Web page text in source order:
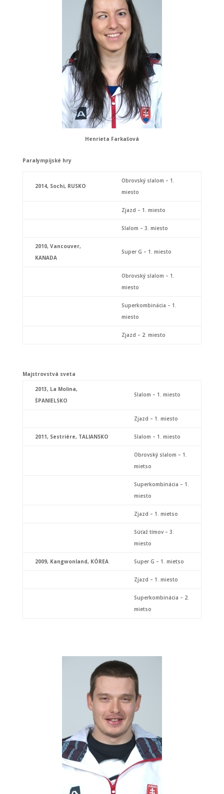
Henrieta Farkašová
Paralympijské hry
2014, Sochi, RUSKO
Obrovský slalom – 1.
miesto
Zjazd – 1. miesto
Slalom – 3. miesto
2010, Vancouver,
KANADA
Super G – 1. miesto
Obrovský slalom – 1.
miesto
Superkombinácia – 1.
miesto
Zjazd – 2. miesto
Majstrovstvá sveta
2013, La Molina,
ŠPANIELSKO
Slalom – 1. miesto
Zjazd – 1. miesto
2011, Sestriére, TALIANSKO Slalom – 1. miesto
Obrovský slalom – 1.
mietso
Superkombinácia – 1.
miesto
Zjazd – 1. mietso
Súťaž tímov – 3.
miesto
2009, Kangwonland, KÓREA Super G – 1. mietso
Zjazd – 1. miesto
Superkombinácia – 2.
mietso